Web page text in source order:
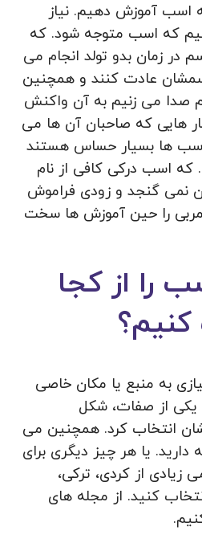
اسب آموزش دهیم. نیاز
که اسب متوجه شود. که
در زمان بدو تولد انجام می
عادت کنند و همچنین
صدا می زنیم به آن واکنش
هایی که صاحبان آن ها می
اسب ها بسیار حساس هستند
که اسب درکی کافی از نام
نمی گنجد و زودی فراموش
مربی را حین آموزش ها سخت
را از کجا
کنیم؟
به منبع یا مکان خاصی
از صفات، شکل
انتخاب کرد. همچنین می
دارید. یا هر چیز دیگری برای
زیادی از کردی، ترکی،
کنید. از مجله های